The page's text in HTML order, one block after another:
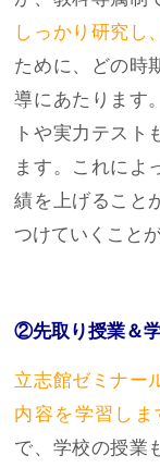
しっかり研究し
ために、どの時
導にあたります
トや実力テスト
ます。これによ
績を上げること
つけていくこと
②先取り授業＆
立志館ゼミナー
内容を学習しま
で、学校の授業